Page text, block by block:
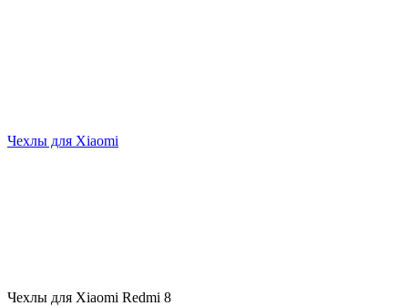
Чехлы для Xiaomi
Чехлы для Xiaomi Redmi 8